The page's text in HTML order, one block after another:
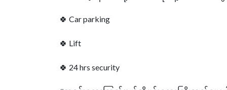
🍀 Car parking
🍀 Lift
🍀 24 hrs security